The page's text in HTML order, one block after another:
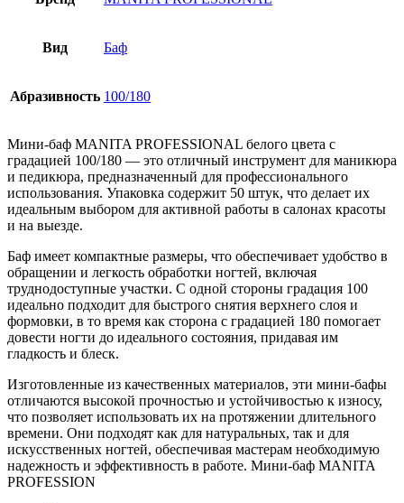
Вид Баф
Абразивность 100/180
Мини-баф MANITA PROFESSIONAL белого цвета с
градацией 100/180 — это отличный инструмент для маникюра
и педикюра, предназначенный для профессионального
использования. Упаковка содержит 50 штук, что делает их
идеальным выбором для активной работы в салонах красоты
и на выезде.
Баф имеет компактные размеры, что обеспечивает удобство в
обращении и легкость обработки ногтей, включая
труднодоступные участки. С одной стороны градация 100
идеально подходит для быстрого снятия верхнего слоя и
формовки, в то время как сторона с градацией 180 помогает
довести ногти до идеального состояния, придавая им
гладкость и блеск.
Изготовленные из качественных материалов, эти мини-бафы
отличаются высокой прочностью и устойчивостью к износу,
что позволяет использовать их на протяжении длительного
времени. Они подходят как для натуральных, так и для
искусственных ногтей, обеспечивая мастерам необходимую
надежность и эффективность в работе. Мини-баф MANITA
PROFESSION